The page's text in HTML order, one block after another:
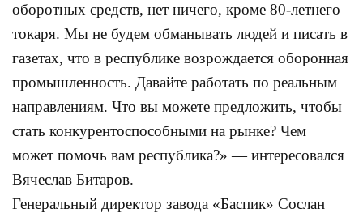
оборотных средств, нет ничего, кроме 80-летнего
токаря. Мы не будем обманывать людей и писать в
газетах, что в республике возрождается оборонная
промышленность. Давайте работать по реальным
направлениям. Что вы можете предложить, чтобы
стать конкурентоспособными на рынке? Чем
может помочь вам республика?» — интересовался
Вячеслав Битаров.
Генеральный директор завода «Баспик» Сослан